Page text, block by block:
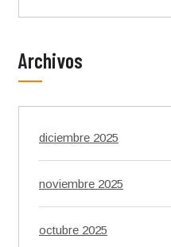
Archivos
diciembre 2025
noviembre 2025
octubre 2025